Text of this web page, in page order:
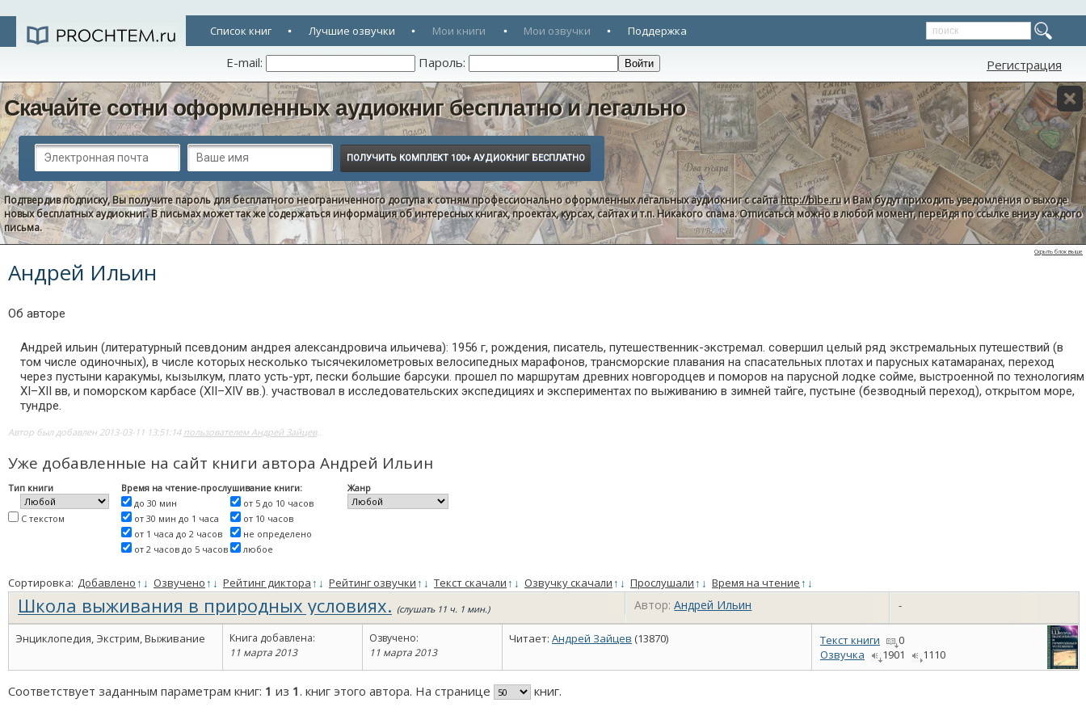
Список книг Лучшие озвучки Мои книги Мои озвучки Поддержка
E-mail: Пароль: Регистрация
Скачайте сотни оформленных аудиокниг бесплатно и легально
Подтвердив подписку, Вы получите пароль для бесплатного неограниченного доступа к сотням профессионально оформленных легальных аудиокниг с сайтаhttp://bibe.ruи Вам будут приходить уведомления о выходе
новых бесплатных аудиокниг. В письмах может так же содержаться информация об интересных книгах, проектах, курсах, сайтах и т.п. Никакого спама. Отписаться можно в любой момент, перейдя по ссылке внизу каждого
письма.
Скрыть блок выше
Андрей Ильин
Об авторе
Андрей ильин (литературный псевдоним андрея александровича ильичева): 1956 г, рождения, писатель, путешественник-экстремал. совершил целый ряд экстремальных путешествий (в
том числе одиночных), в числе которых несколько тысячекилометровых велосипедных марафонов, трансморские плавания на спасательных плотах и парусных катамаранах, переход
через пустыни каракумы, кызылкум, плато усть-урт, пески большие барсуки. прошел по маршрутам древних новгородцев и поморов на парусной лодке сойме, выстроенной по технологиям
XI–XII вв, и поморском карбасе (XII–XIV вв.). участвовал в исследовательских экспедициях и экспериментах по выживанию в зимней тайге, пустыне (безводный переход), открытом море,
тундре.
Автор был добавлен 2013-03-11 13:51:14 пользователем Андрей Зайцев..
Уже добавленные на сайт книги автора Андрей Ильин
Тип книги
С текстом
Время на чтение-прослушивание книги:
до 30 мин
от 30 мин до 1 часа
от 1 часа до 2 часов
от 2 часов до 5 часов
от 5 до 10 часов
от 10 часов
не определено
любое
Жанр
Сортировка: Добавлено↑ ↓ Озвучено↑ ↓ Рейтинг диктора↑ ↓ Рейтинг озвучки↑ ↓ Текст скачали↑ ↓ Озвучку скачали↑ ↓ Прослушали↑ ↓ Время на чтение↑ ↓
Школа выживания в природных условиях. (слушать 11 ч. 1 мин.) Автор:Андрей Ильин -
Энциклопедия, Экстрим, Выживание
Книга добавлена:
11 марта 2013
Озвучено:
11 марта 2013
Читает: Андрей Зайцев (13870) Текст книги
0
Озвучка
1901 1110
Соответствует заданным параметрам книг: 1 из 1. книг этого автора. На странице книг.